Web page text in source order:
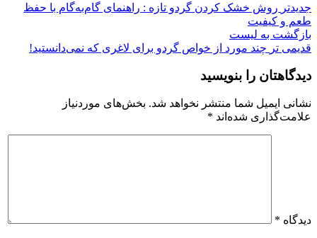
جدیدتر روش خشک کردن گردو تازه : راهنمای گام‌به‌گام با حفظ
طعم و کیفیت
بازگشت به لیست
قدیمی تر چند مورد از خواص گردو برای لاغری که نمی‌دانستید!
دیدگاهتان را بنویسید
نشانی ایمیل شما منتشر نخواهد شد. بخش‌های موردنیاز
علامت‌گذاری شده‌اند *
دیدگاه *